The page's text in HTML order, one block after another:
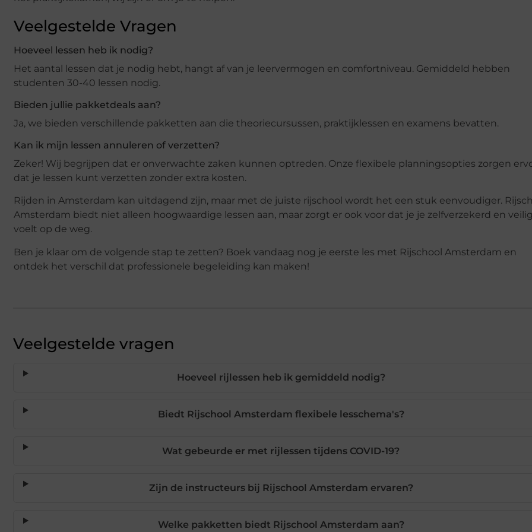
Veelgestelde Vragen
Hoeveel lessen heb ik nodig?
Het aantal lessen dat je nodig hebt, hangt af van je leervermogen en comfortniveau. Gemiddeld hebben
studenten 30-40 lessen nodig.
Bieden jullie pakketdeals aan?
Ja, we bieden verschillende pakketten aan die theoriecursussen, praktijklessen en examens bevatten.
Kan ik mijn lessen annuleren of verzetten?
Zeker! Wij begrijpen dat er onverwachte zaken kunnen optreden. Onze flexibele planningsopties zorgen
dat je lessen kunt verzetten zonder extra kosten.
Rijden in Amsterdam kan uitdagend zijn, maar met de juiste rijschool wordt het een stuk eenvoudiger.
Amsterdam biedt niet alleen hoogwaardige lessen aan, maar zorgt er ook voor dat je je zelfverzekerd en veilig
voelt op de weg.
Ben je klaar om de volgende stap te zetten? Boek vandaag nog je eerste les met Rijschool Amsterdam en
ontdek het verschil dat professionele begeleiding kan maken!
Veelgestelde vragen
Hoeveel rijlessen heb ik gemiddeld nodig?
Biedt Rijschool Amsterdam flexibele lesschema's?
Wat gebeurde er met rijlessen tijdens COVID-19?
Zijn de instructeurs bij Rijschool Amsterdam ervaren?
Welke pakketten biedt Rijschool Amsterdam aan?